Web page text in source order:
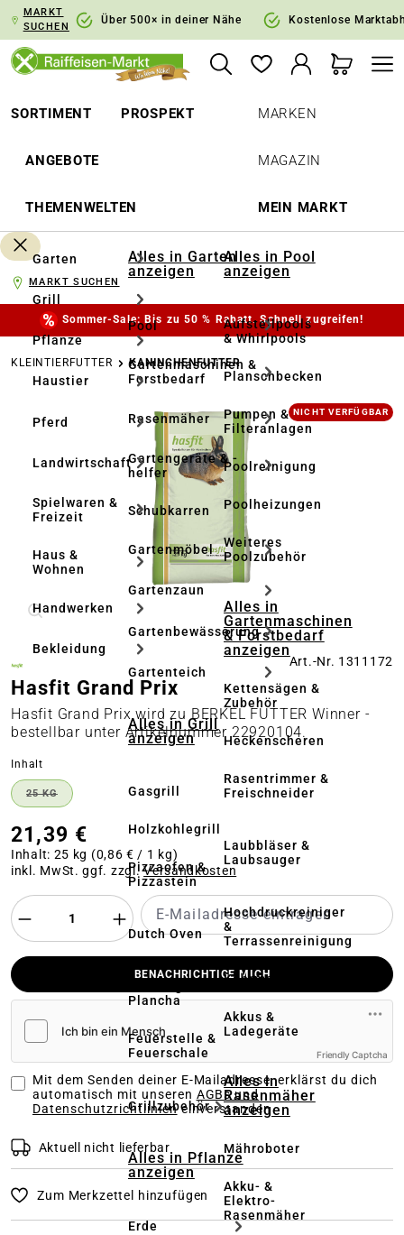
Zur Hauptnavigation springen
MARKT
SUCHEN
Über 500× in deiner Nähe Kostenlose
SORTIMENT PROSPEKT
ANGEBOTE
THEMENWELTEN
MARKEN
MAGAZIN
MEIN MARKT
Garten
Grill
Pflanze
Haustier
Pferd
Landwirtschaft
Spielwaren &
Freizeit
Haus &
Wohnen
Handwerken
Bekleidung
Alles in Garten
anzeigen
Pool
Gartenmaschinen &
Forstbedarf
Rasenmäher
Gartengeräte & -
helfer
Schubkarren
Gartenmöbel
Gartenzaun
Gartenbewässerung
Gartenteich
Alles in Grill
anzeigen
Gasgrill
Holzkohlegrill
Pizzaofen &
Pizzastein
Dutch Oven
Plancha
Feuerstelle &
Feuerschale
Grillzubehör
Alles in Pflanze
anzeigen
Erde
Alles in Pool
anzeigen
Aufstellpools
& Whirlpools
Planschbecken
Pumpen &
Filteranlagen
Poolreinigung
Poolheizungen
Weiteres
Poolzubehör
Alles in
Gartenmaschinen
& Forstbedarf
anzeigen
Kettensägen &
Zubehör
Heckenscheren
Rasentrimmer &
Freischneider
Laubbläser &
Laubsauger
Hochdruckreiniger
&
Terrassenreinigung
Kehrmaschinen
Akkus &
Ladegeräte
Alles in
Rasenmäher
anzeigen
Mähroboter
Akku- &
Elektro-
Rasenmäher
MARKT SUCHEN
Sommer-Sale: Bis zu 50 % Rabatt. Schnell zugreifen!
KLEINTIERFUTTER KANINCHENFUTTER
Bildergalerie überspringen NICHT VERFÜGBAR
Art.-Nr. 1311172
Hasfit Grand Prix
Hasfit Grand Prix wird zu BERKEL FUTTER Winner -
bestellbar unter Artikelnummer 22920104.
Inhalt
25 KG(DIESE OPTION IST ZURZEIT NICHT VERFÜGBAR.)
21,39 €
Inhalt: 25 kg (0,86 € / 1 kg)
inkl. MwSt. ggf. zzgl.Versandkosten
BENACHRICHTIGE MICH
Friendly Captcha
Mit dem Senden deiner E-Mailadresse, erklärst du dich
automatisch mit unseren AGBs und
Datenschutzrichtlinieneinverstanden
Aktuell nicht lieferbar
Zum Merkzettel hinzufügen